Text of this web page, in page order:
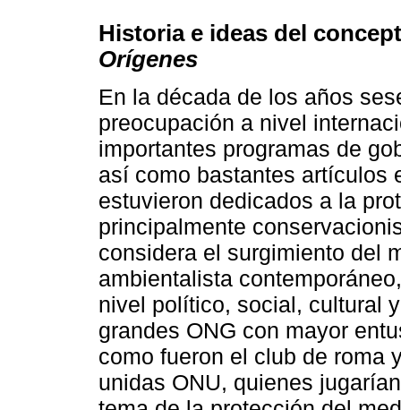
Historia e ideas del
Orígenes
En la década de los años
preocupación a nivel
importantes programas de
así como bastantes artículos
estuvieron dedicados a la
principalmente
considera el surgimiento del
ambientalista
nivel político, social, cultural
grandes ONG con mayor
como fueron el club de roma
unidas ONU, quienes